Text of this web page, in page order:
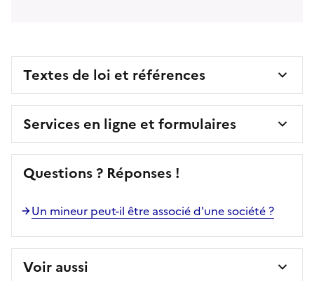
Textes de loi et références
Services en ligne et formulaires
Questions ? Réponses !
Un mineur peut-il être associé d'une société ?
Voir aussi